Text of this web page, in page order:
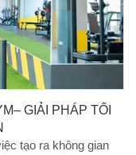
GIẢI PHÁP TỐI
tạo ra không gian